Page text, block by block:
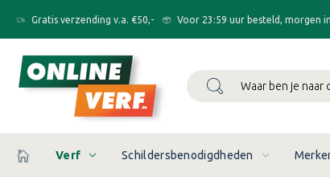
Gratis verzending v.a. €50,- Voor 23:59 uur besteld, morgen
Zoeken
Verf Schildersbenodigdheden